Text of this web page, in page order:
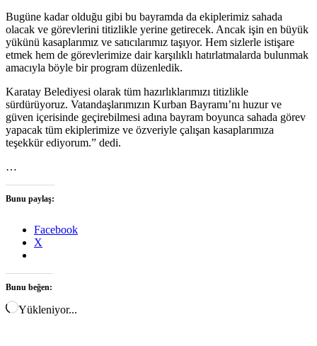
Bugüne kadar olduğu gibi bu bayramda da ekiplerimiz sahada
olacak ve görevlerini titizlikle yerine getirecek. Ancak işin en büyük
yükünü kasaplarımız ve satıcılarımız taşıyor. Hem sizlerle istişare
etmek hem de görevlerimize dair karşılıklı hatırlatmalarda bulunmak
amacıyla böyle bir program düzenledik.
Karatay Belediyesi olarak tüm hazırlıklarımızı titizlikle
sürdürüyoruz. Vatandaşlarımızın Kurban Bayramı’nı huzur ve
güven içerisinde geçirebilmesi adına bayram boyunca sahada görev
yapacak tüm ekiplerimize ve özveriyle çalışan kasaplarımıza
teşekkür ediyorum.” dedi.
…
Bunu paylaş:
Facebook
X
Bunu beğen:
Yükleniyor...